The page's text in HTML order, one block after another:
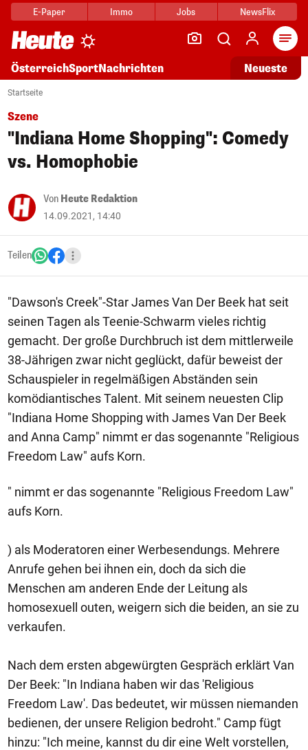
E-Paper Immo Jobs NewsFlix
ÖsterreichSportNachrichten Neueste
Startseite
Szene
"Indiana Home Shopping": Comedy
vs. Homophobie
Von Heute Redaktion
14.09.2021, 14:40
Teilen
"Dawson's Creek"-Star James Van Der Beek hat seit
seinen Tagen als Teenie-Schwarm vieles richtig
gemacht. Der große Durchbruch ist dem mittlerweile
38-Jährigen zwar nicht geglückt, dafür beweist der
Schauspieler in regelmäßigen Abständen sein
komödiantisches Talent. Mit seinem neuesten Clip
"Indiana Home Shopping with James Van Der Beek
and Anna Camp" nimmt er das sogenannte "Religious
Freedom Law" aufs Korn.
" nimmt er das sogenannte "Religious Freedom Law"
aufs Korn.
) als Moderatoren einer Werbesendungs. Mehrere
Anrufe gehen bei ihnen ein, doch da sich die
Menschen am anderen Ende der Leitung als
homosexuell outen, weigern sich die beiden, an sie zu
verkaufen.
Nach dem ersten abgewürgten Gespräch erklärt Van
Der Beek: "In Indiana haben wir das 'Religious
Freedom Law'. Das bedeutet, wir müssen niemanden
bedienen, der unsere Religion bedroht." Camp fügt
hinzu: "Ich meine, kannst du dir eine Welt vorstellen,